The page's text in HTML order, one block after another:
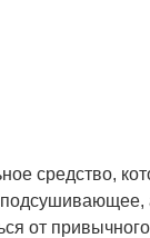
средство,
от